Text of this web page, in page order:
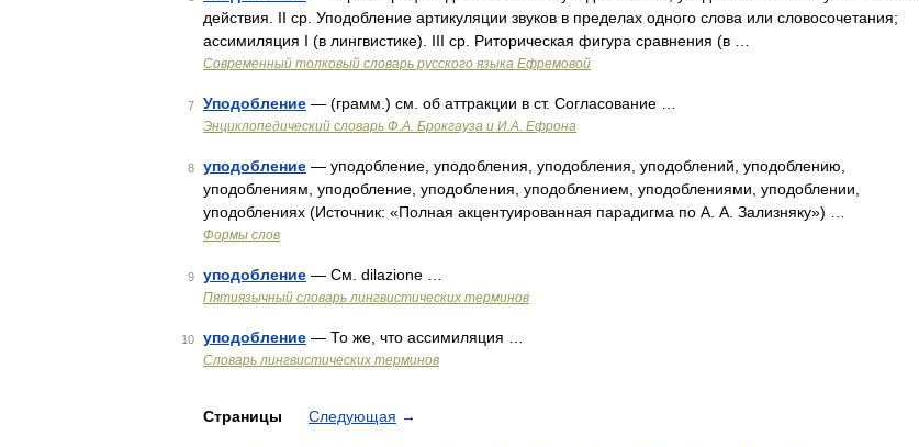
действия. II ср. Уподобление артикуляции звуков в пределах одного слова или словосочетания;
ассимиляция I (в лингвистике). III ср. Риторическая фигура сравнения (в …
Современный толковый словарь русского языка Ефремовой
7 Уподобление — (грамм.) см. об аттракции в ст. Согласование …
Энциклопедический словарь Ф.А. Брокгауза и И.А. Ефрона
8 уподобление — уподобление, уподобления, уподобления, уподоблений, уподоблению,
уподоблениям, уподобление, уподобления, уподоблением, уподоблениями, уподоблении,
уподоблениях (Источник: «Полная акцентуированная парадигма по А. А. Зализняку») …
Формы слов
9 уподобление — См. dilazione …
Пятиязычный словарь лингвистических терминов
10 уподобление — То же, что ассимиляция …
Словарь лингвистических терминов
Страницы Следующая →